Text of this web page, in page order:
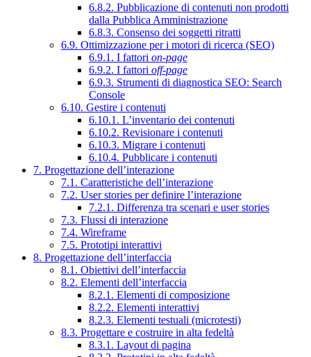
6.8.2. Pubblicazione di contenuti non prodotti
dalla Pubblica Amministrazione
6.8.3. Consenso dei soggetti ritratti
6.9. Ottimizzazione per i motori di ricerca (SEO)
6.9.1. I fattori on-page
6.9.2. I fattori off-page
6.9.3. Strumenti di diagnostica SEO: Search
Console
6.10. Gestire i contenuti
6.10.1. L’inventario dei contenuti
6.10.2. Revisionare i contenuti
6.10.3. Migrare i contenuti
6.10.4. Pubblicare i contenuti
7. Progettazione dell’interazione
7.1. Caratteristiche dell’interazione
7.2. User stories per definire l’interazione
7.2.1. Differenza tra scenari e user stories
7.3. Flussi di interazione
7.4. Wireframe
7.5. Prototipi interattivi
8. Progettazione dell’interfaccia
8.1. Obiettivi dell’interfaccia
8.2. Elementi dell’interfaccia
8.2.1. Elementi di composizione
8.2.2. Elementi interattivi
8.2.3. Elementi testuali (microtesti)
8.3. Progettare e costruire in alta fedeltà
8.3.1. Layout di pagina